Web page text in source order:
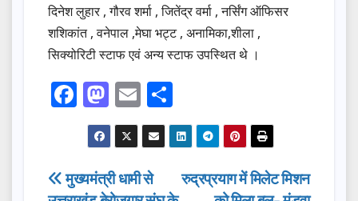
दिनेश लुहार , गौरव शर्मा , जितेंद्र वर्मा , नर्सिंग ऑफिसर
शशिकांत , वनेपाल ,मेघा भट्ट , अनामिका,शीला ,
सिक्योरिटी स्टाफ एवं अन्य स्टाफ उपस्थित थे ।
F
a
c
e
M
a
st
o
E
m
ail
h
ar
e
Post
रुद्रप्रयाग में मिलेट मिशन
मुख्यमंत्री धामी से